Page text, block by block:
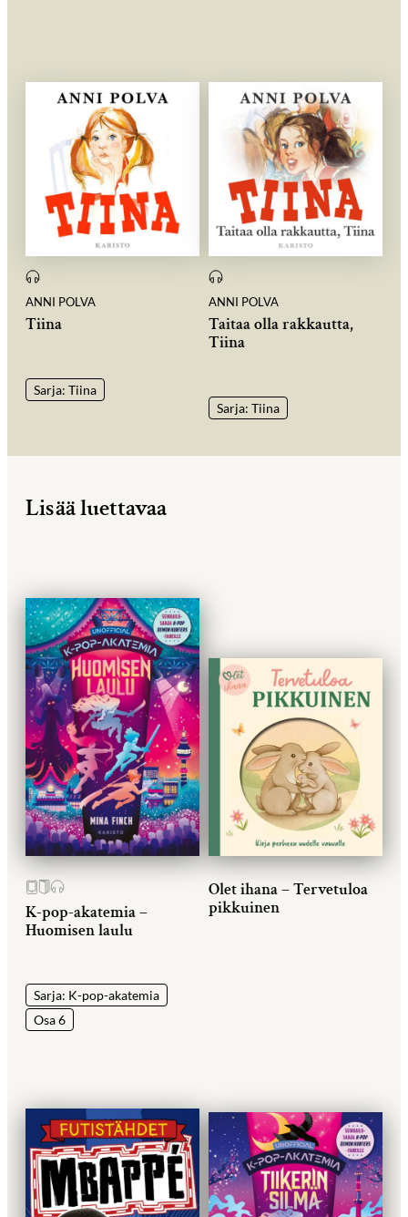
ANNI POLVA
Tiina
Sarja: Tiina
ANNI POLVA
Taitaa olla rakkautta,
Tiina
Sarja: Tiina
Lisää luettavaa
K-pop-akatemia –
Huomisen laulu
Sarja: K-pop-akatemia
Osa 6
Olet ihana – Tervetuloa
pikkuinen